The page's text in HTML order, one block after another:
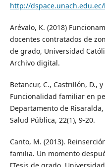
http://
Arévalo, K. (2018)
docentes contratados de
de grado, Universidad
Archivo digital.
Betancur, C., Castrillón, D.,
Funcionalidad familiar en
Departamento de
Salud Pública, 22(1), 9-20.
Canto, M. (2013).
familia. Un momento